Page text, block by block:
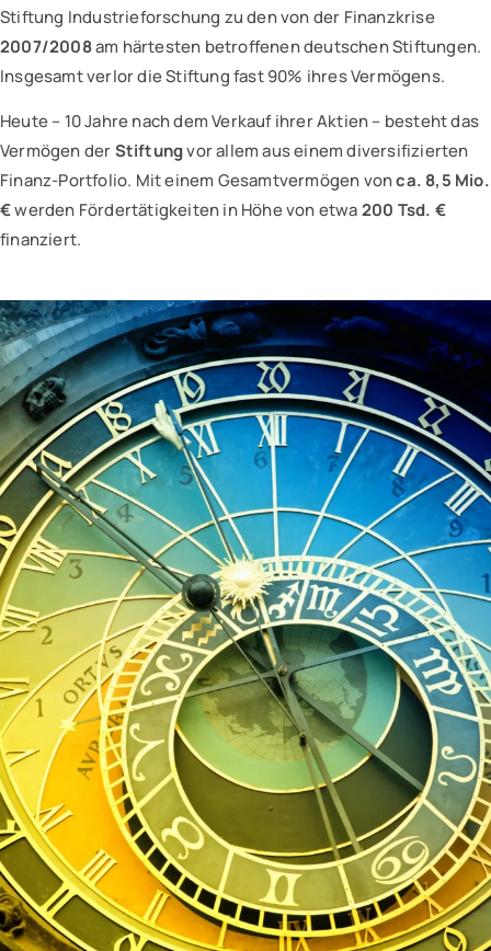
Stiftung Industrieforschung zu den von der Finanzkrise
2007/2008am härtesten betroffenen deutschen Stiftungen.
Insgesamt verlor die Stiftung fast 90% ihres Vermögens.
Heute – 10 Jahre nach dem Verkauf ihrer Aktien – besteht das
Vermögen derStiftungvor allem aus einem diversifizierten
Finanz-Portfolio. Mit einem Gesamtvermögen vonca. 8,5 Mio.
€werden Fördertätigkeiten in Höhe von etwa200 Tsd. €
finanziert.